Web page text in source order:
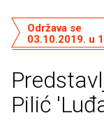
Pilić
Održava se
03.10.2019. u